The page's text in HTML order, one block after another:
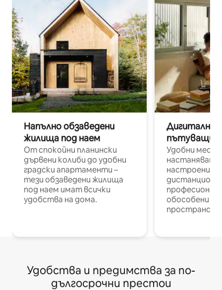
Напълно обзаведени
жилища под наем
От спокойни планински
дървени колиби до удобни
градски апартаменти –
тези обзаведени жилища
под наем имат всички
удобства на дома.
Дигитални
пътуващи
Удобни
настаняване
настроени и
обособени
Удобства и предимства за по-
дългосрочни престои